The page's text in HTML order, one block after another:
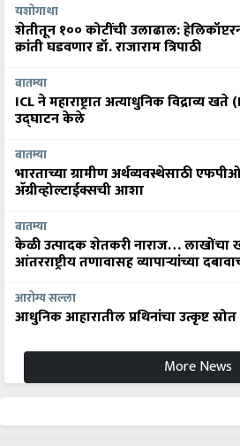
यशोगाथा
शेतीतून १०० कोटींची उलाढाल:
क्रांती घडवणार डॉ. राजाराम त्रिपाठी
बातम्या
ICL ने महाराष्ट्रात अत्याधुनिक विद्राव्य
उद्घाटन केले
बातम्या
भारताच्या ग्रामीण अर्थव्यवस्थेसाठी
अ‍ॅग्रीव्होल्टाईक्सची आशा
बातम्या
केळी उत्पादक शेतकरी नाराज… लाखोंचा
आंतरराष्ट्रीय तणावासह व्यापाऱ्यांच्या
आरोग्य सल्ला
आधुनिक आहारातील प्रथिनांचा उत्कृष्ट
More News